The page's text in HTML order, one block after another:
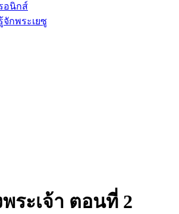
อนิกส์
กพระเยซู
ระเจ้า ตอนที่ 2